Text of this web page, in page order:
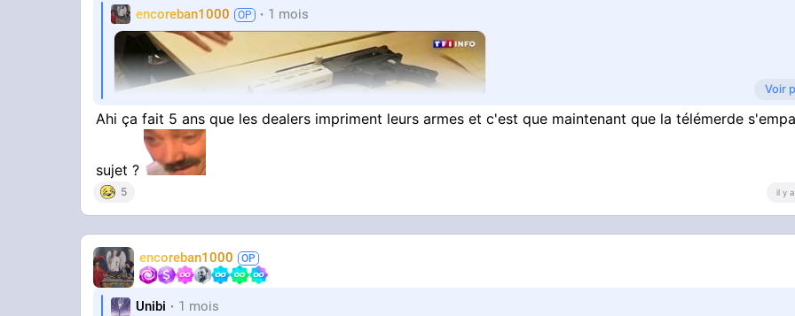
encoreban1000 1 mois
YOUTUBE
Armes imprimées en 3D : la nouvelle menace｜TF1
INFO
TF1 INFO
Voir
Ahi ça fait 5 ans que les dealers impriment leurs armes et c'est que maintenant que la télémerde
sujet ?
5 il y
encoreban1000
Unibi 1 mois